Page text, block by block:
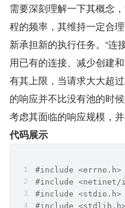
需要深刻理解一下其概念
程的频率，其维持一定合
新承担新的执行任务。“连
用已有的连接、减少创建
有其上限，当请求大大超
的响应并不比没有池的时
考虑其面临的响应规模，并
代码展示
#include <errno.h>
#include <netinet/
#include <stdio.h>
#include <stdlib.h>